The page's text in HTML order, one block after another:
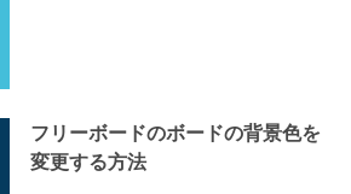
フリーボードのボードの背景色を
変更する方法